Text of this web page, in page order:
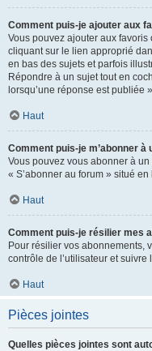
Comment puis-je ajouter aux
Vous pouvez ajouter aux
cliquant sur le lien approprié
en bas des sujets et parfois
Répondre à un sujet tout en
lorsqu’une réponse est publiée
Haut
Comment puis-je m’abonner à
Vous pouvez vous abonner à
« S’abonner au forum » situé
Haut
Comment puis-je résilier mes
Pour résilier vos abonnements,
contrôle de l’utilisateur et
Haut
Pièces jointes
Quelles pièces jointes sont